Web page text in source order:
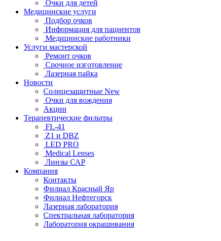
Очки для детей
Медицинские услуги
Подбор очков
Информация для пациентов
Медицинские работники
Услуги мастерской
Ремонт очков
Срочное изготовление
Лазерная пайка
Новости
Солнцезащитные New
Очки для вождения
Акции
Терапевтические фильтры
FL-41
Z1 и DBZ
LED PRO
Medical Lenses
Линзы САР
Компания
Контакты
Филиал Красный Яр
Филиал Нефтегорск
Лазерная лаборатория
Спектральная лаборатория
Лаборатория окрашивания